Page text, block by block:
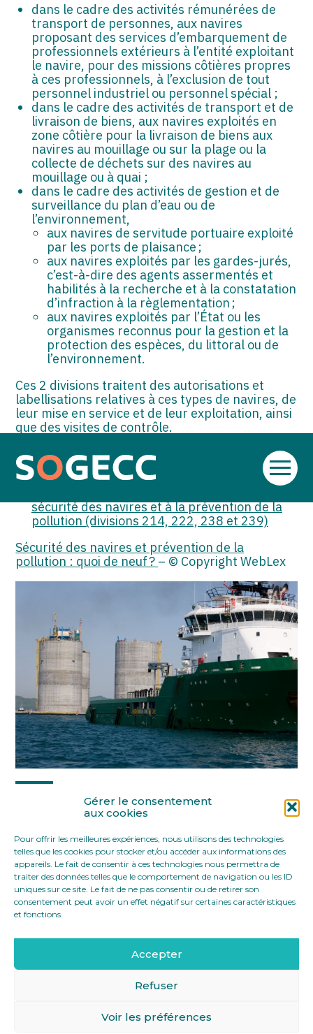
Gérer le consentement
aux cookies
Pour offrir les meilleures expériences, nous utilisons des technologies
telles que les cookies pour stocker et/ou accéder aux informations des
appareils. Le fait de consentir à ces technologies nous permettra de
traiter des données telles que le comportement de navigation ou les ID
uniques sur ce site. Le fait de ne pas consentir ou de retirer son
consentement peut avoir un effet négatif sur certaines caractéristiques
et fonctions.
Accepter
Refuser
Voir les préférences
Aller
dans le cadre des activités rémunérées de
transport de personnes, aux navires
proposant des services d’embarquement de
professionnels extérieurs à l’entité exploitant
le navire, pour des missions côtières propres
à ces professionnels, à l’exclusion de tout
personnel industriel ou personnel spécial ;
dans le cadre des activités de transport et de
livraison de biens, aux navires exploités en
zone côtière pour la livraison de biens aux
navires au mouillage ou sur la plage ou la
collecte de déchets sur des navires au
mouillage ou à quai ;
dans le cadre des activités de gestion et de
surveillance du plan d’eau ou de
l’environnement,
aux navires de servitude portuaire exploité
par les ports de plaisance ;
aux navires exploités par les gardes-jurés,
c’est-à-dire des agents assermentés et
habilités à la recherche et à la constatation
d’infraction à la règlementation ;
aux navires exploités par l’État ou les
organismes reconnus pour la gestion et la
protection des espèces, du littoral ou de
l’environnement.
Ces 2 divisions traitent des autorisations et
labellisations relatives à ces types de navires, de
leur mise en service et de leur exploitation, ainsi
que des visites de contrôle.
Sources :
Arrêté du 3 avril 2025 portant modification
sécurité des navires et à la prévention de la
pollution (divisions 214, 222, 238 et 239)
Sécurité des navires et prévention de la
pollution : quoi de neuf ? – © Copyright WebLex
FaceBook
TwitterLinkedIn
MENTIONS LÉGALES